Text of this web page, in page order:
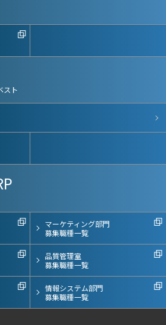
スト
マーケティング部門
募集職種一覧
品質管理室
募集職種一覧
情報システム部門
募集職種一覧